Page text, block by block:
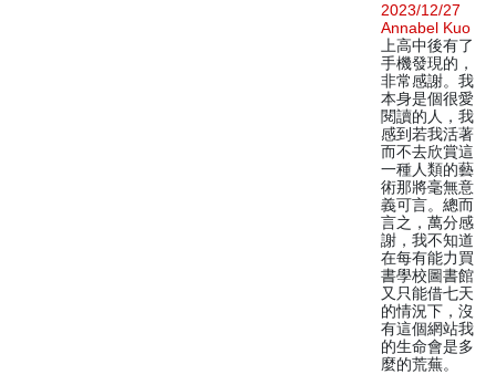
2023/12/27
Annabel Kuo
上高中後有了
手機發現的，
非常感謝。我
本身是個很愛
閱讀的人，我
感到若我活著
而不去欣賞這
一種人類的藝
術那將毫無意
義可言。總而
言之，萬分感
謝，我不知道
在每有能力買
書學校圖書館
又只能借七天
的情況下，沒
有這個網站我
的生命會是多
麼的荒蕪。